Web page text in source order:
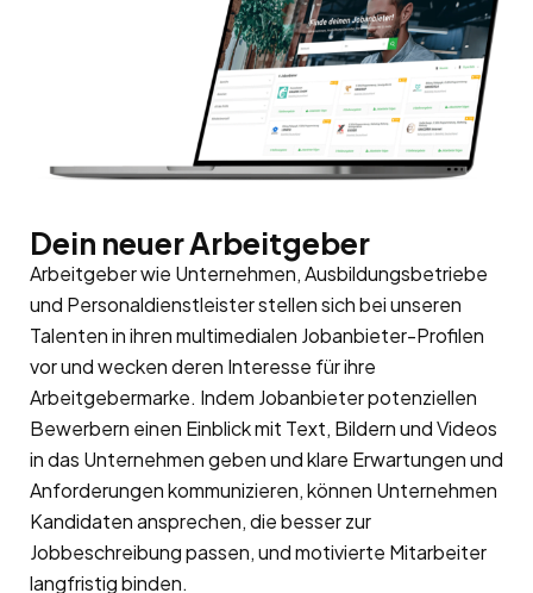
Dein neuer Arbeitgeber
Arbeitgeber wie Unternehmen, Ausbildungsbetriebe
und Personaldienstleister stellen sich bei unseren
Talenten in ihren multimedialen Jobanbieter-Profilen
vor und wecken deren Interesse für ihre
Arbeitgebermarke. Indem Jobanbieter potenziellen
Bewerbern einen Einblick mit Text, Bildern und Videos
in das Unternehmen geben und klare Erwartungen und
Anforderungen kommunizieren, können Unternehmen
Kandidaten ansprechen, die besser zur
Jobbeschreibung passen, und motivierte Mitarbeiter
langfristig binden.